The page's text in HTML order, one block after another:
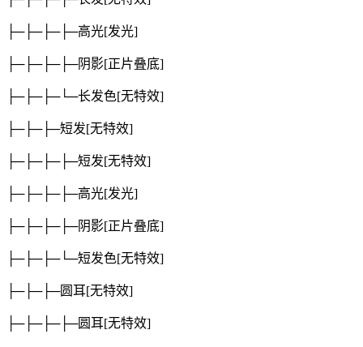
├─├─├─├─高光[发光]
├─├─├─├─阴影[正片叠底]
├─├─├─└─长发色[无特效]
├─├─├─短发[无特效]
├─├─├─├─短发[无特效]
├─├─├─├─高光[发光]
├─├─├─├─阴影[正片叠底]
├─├─├─└─短发色[无特效]
├─├─├─圆耳[无特效]
├─├─├─├─圆耳[无特效]